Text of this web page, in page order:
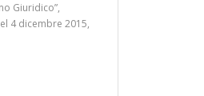
Giuridico”,
4 dicembre 2015,